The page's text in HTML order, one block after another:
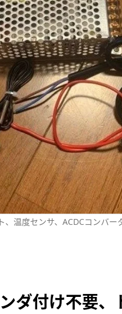
温度センサ、ACDCコンバー
ダ付け不要